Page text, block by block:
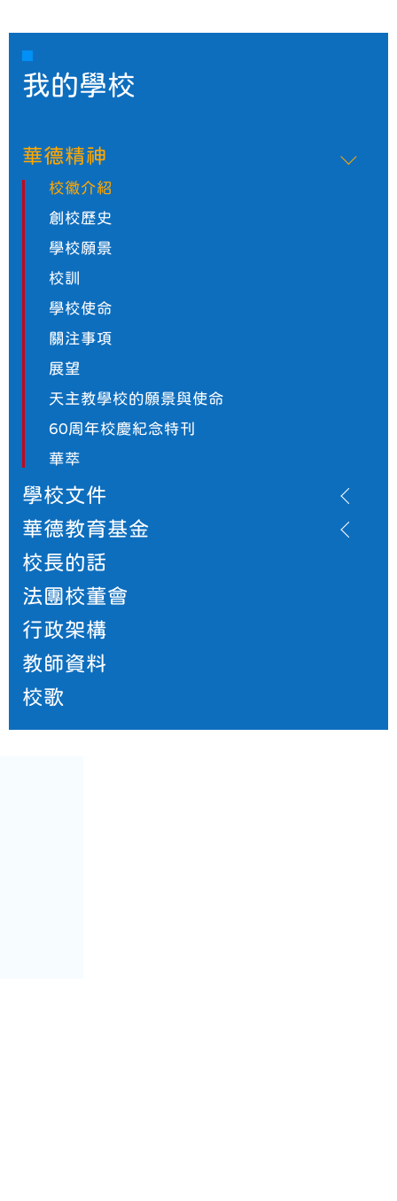
我的學校
華德精神
校徽介紹
創校歷史
學校願景
校訓
學校使命
關注事項
展望
天主教學校的願景與使命
60周年校慶紀念特刊
華萃
學校文件
華德教育基金
校長的話
法團校董會
行政架構
教師資料
校歌